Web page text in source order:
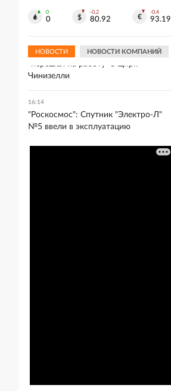
0
0
-0.2
80.92
-0.4
93.19
НОВОСТИ НОВОСТИ КОМПАНИЙ
области
В Петербурге эрмитажный кот
"перешел на работу" в Цирк
Чинизелли
16:14
"Роскосмос": Спутник "Электро-Л"
№5 ввели в эксплуатацию